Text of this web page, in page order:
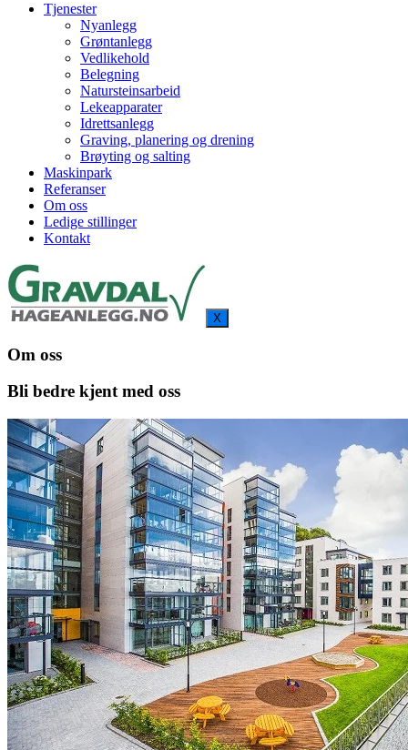
Tjenester
Nyanlegg
Grøntanlegg
Vedlikehold
Belegning
Natursteinsarbeid
Lekeapparater
Idrettsanlegg
Graving, planering og drening
Brøyting og salting
Maskinpark
Referanser
Om oss
Ledige stillinger
Kontakt
X
Om oss
Bli bedre kjent med oss